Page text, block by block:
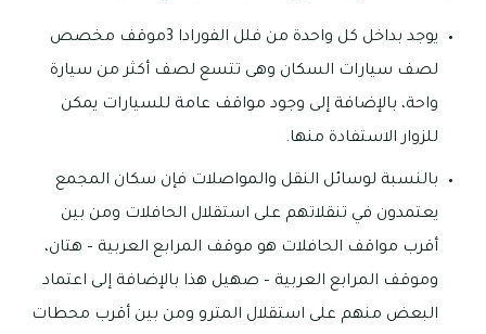
يوجد بداخل كل واحدة من فلل الفورادا 3موقف مخصص
لصف سيارات السكان وهى تتسع لصف أكثر من سيارة
واحة، بالإضافة إلى وجود مواقف عامة للسيارات يمكن
للزوار الاستفادة منها.
بالنسبة لوسائل النقل والمواصلات فإن سكان المجمع
يعتمدون في تنقلاتهم على استقلال الحافلات ومن بين
أقرب مواقف الحافلات هو موقف المرابع العربية – هتان،
وموقف المرابع العربية – صهيل هذا بالإضافة إلى اعتماد
البعض منهم على استقلال المترو ومن بين أقرب محطات